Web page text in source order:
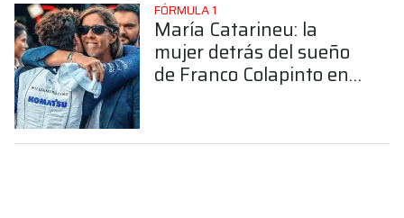
FÓRMULA 1
María Catarineu: la
mujer detrás del sueño
de Franco Colapinto en